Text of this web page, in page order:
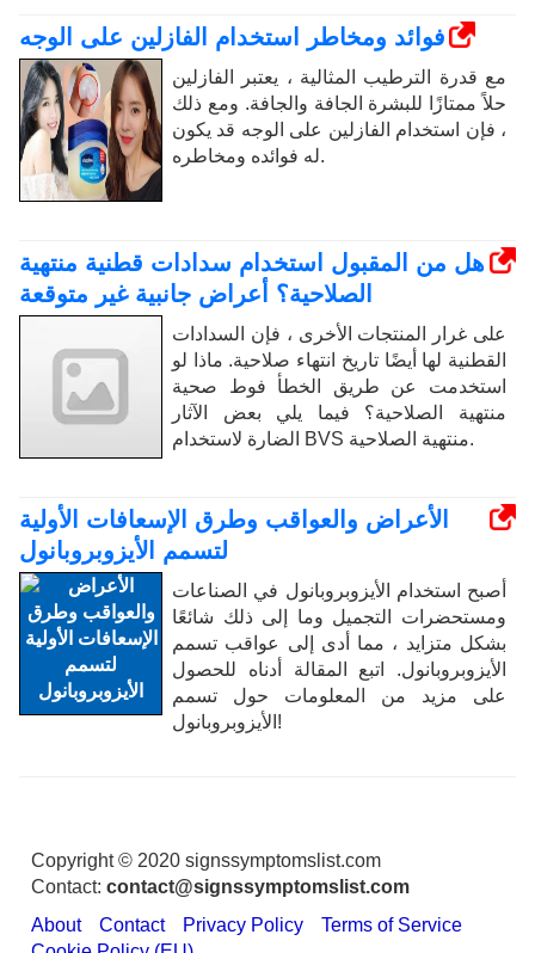
فوائد ومخاطر استخدام الفازلين على الوجه
مع قدرة الترطيب المثالية ، يعتبر الفازلين
حلاً ممتازًا للبشرة الجافة والجافة. ومع ذلك
، فإن استخدام الفازلين على الوجه قد يكون
له فوائده ومخاطره.
هل من المقبول استخدام سدادات قطنية منتهية
الصلاحية؟ أعراض جانبية غير متوقعة
على غرار المنتجات الأخرى ، فإن السدادات
القطنية لها أيضًا تاريخ انتهاء صلاحية. ماذا لو
استخدمت عن طريق الخطأ فوط صحية
منتهية الصلاحية؟ فيما يلي بعض الآثار
الضارة لاستخدام BVS منتهية الصلاحية.
الأعراض والعواقب وطرق الإسعافات الأولية
لتسمم الأيزوبروبانول
أصبح استخدام الأيزوبروبانول في الصناعات
ومستحضرات التجميل وما إلى ذلك شائعًا
بشكل متزايد ، مما أدى إلى عواقب تسمم
الأيزوبروبانول. اتبع المقالة أدناه للحصول
على مزيد من المعلومات حول تسمم
الأيزوبروبانول!
Copyright © 2020 signssymptomslist.com
Contact: contact@signssymptomslist.com
About
Contact Privacy Policy
Terms of Service